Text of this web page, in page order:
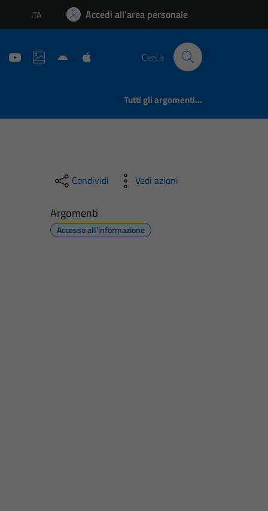
Lingua attiva:
ITA Accedi all'area personale
Cerca
Tutti gli argomenti...
Condividi Vedi azioni
Argomenti
Accesso all'informazione